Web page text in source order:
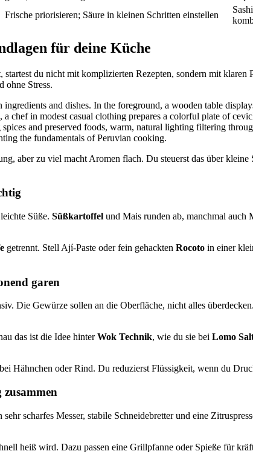
Frische priorisieren; Säure in kleinen Schritten einstellen
für deine Küche
du nicht mit komplizierten Rezepten, sondern mit klaren
ohne Stress.
aber zu viel macht Aromen flach. Du steuerst das über
Süße. Süßkartoffel und Mais runden ab, manchmal auch
getrennt. Stell Ají-Paste oder fein gehackten Rocoto in einer
garen
Die Gewürze sollen an die Oberfläche, nicht alles
das ist die Idee hinterWok Technik, wie du sie bei Lomo
Hähnchen oder Rind. Du reduzierst Flüssigkeit, wenn du
zusammen
scharfes Messer, stabile Schneidebretter und eine
heiß wird. Dazu passen eine Grillpfanne oder Spieße für